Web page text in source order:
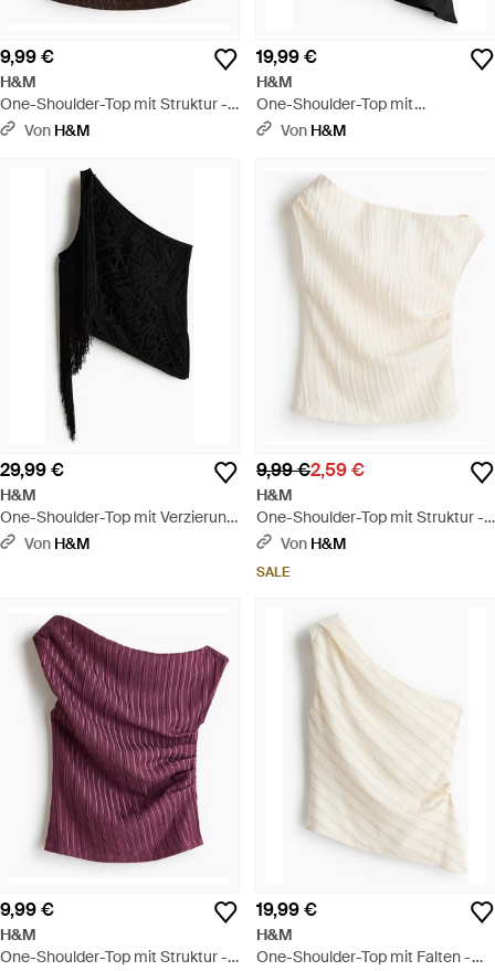
9,99 €
H&M
One-Shoulder-Top mit Struktur -
Braun
Von H&M
19,99 €
H&M
One-Shoulder-Top mit
Schalkragen - Schwarz
Von H&M
29,99 €
H&M
One-Shoulder-Top mit Verzierung
- Schwarz
Von H&M
9,99 €2,59 €
H&M
One-Shoulder-Top mit Struktur -
WeißVon H&M
SALE
9,99 €
H&M
One-Shoulder-Top mit Struktur -
19,99 €
H&M
One-Shoulder-Top mit Falten -